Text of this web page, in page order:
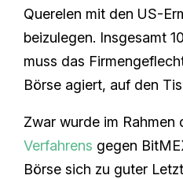
Querelen mit den US-
beizulegen. Insgesamt
muss das
Börse agiert, auf den
Zwar wurde im Rahmen
Verfahrens gegen
Börse sich zu guter